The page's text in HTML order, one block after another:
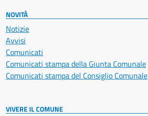
NOVITÀ
Notizie
Avvisi
Comunicati
Comunicati stampa della Giunta Comunale
Comunicati stampa del Consiglio Comunale
VIVERE IL COMUNE